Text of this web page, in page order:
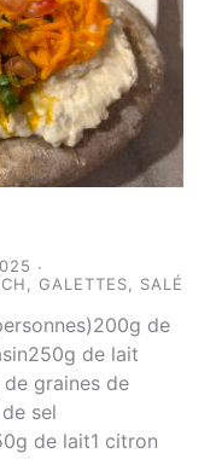
,GALETTES SALÉ
de
de lait
graines de
sel
de lait1 citron